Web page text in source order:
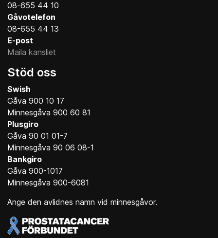
08-655 44 10
Gåvotelefon
08-655 44 13
E-post
Maila kansliet
Stöd oss
Swish
Gåva 900 10 17
Minnesgåva 900 60 81
Plusgiro
Gåva 90 01 01-7
Minnesgåva 90 06 08-1
Bankgiro
Gåva 900-1017
Minnesgåva 900-6081
Ange den avlidnes namn vid minnesgåvor.